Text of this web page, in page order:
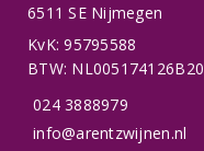
6511 SE Nijmegen
KvK: 95795588
BTW: NL005174126B20
024 3888979
info@arentzwijnen.nl